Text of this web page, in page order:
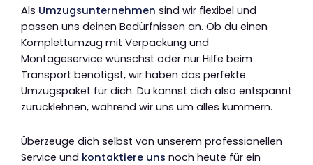
Als Umzugsunternehmen sind wir flexibel und
passen uns deinen Bedürfnissen an. Ob du einen
Komplettumzug mit Verpackung und
Montageservice wünschst oder nur Hilfe beim
Transport benötigst, wir haben das perfekte
Umzugspaket für dich. Du kannst dich also entspannt
zurücklehnen, während wir uns um alles kümmern.
Überzeuge dich selbst von unserem professionellen
Service und kontaktiere uns noch heute für ein